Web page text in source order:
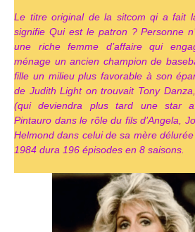
Le titre original de la sitcom qi a fait
signifie Qui est le patron ? Personne
une riche femme d’affaire qui
ménage un ancien champion de
fille un milieu plus favorable à son
de Judith Light on trouvait Tony
(qui deviendra plus tard une star
Pintauro dans le rôle du fils d’Angela,
Helmond dans celui de sa mère
1984 dura 196 épisodes en 8 saisons.